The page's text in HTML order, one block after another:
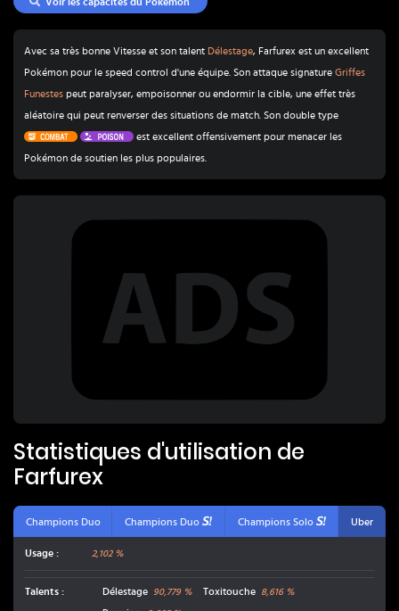
Avec sa très bonne Vitesse et son talent Délestage, Farfurex est un excellent
Pokémon pour le speed control d'une équipe. Son attaque signature Griffes
Funestes peut paralyser, empoisonner ou endormir la cible, une effet très
aléatoire qui peut renverser des situations de match. Son double type
Combat
Poison
est excellent offensivement pour menacer les
Pokémon de soutien les plus populaires.
Statistiques d'utilisation de
Farfurex
Champions Duo Champions Duo Champions Solo Uber
Usage : 2,102 %
Talents : Délestage 90,779% Toxitouche 8,616%